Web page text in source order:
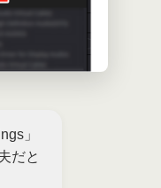
」
だと